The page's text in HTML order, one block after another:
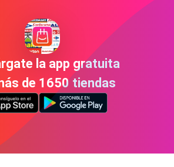
la app gratuita
de 1650 tiendas